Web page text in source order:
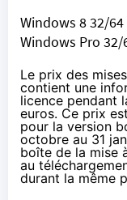
Windows 8 32/
Windows Pro 32/
Le prix des
contient une
licence pendant
euros. Ce prix
pour la version
octobre au 31
boîte de la mise
au
durant la même